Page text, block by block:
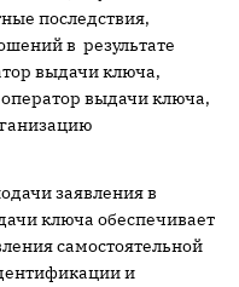
последствия,
в результате
выдачи ключа,
выдачи ключа,
заявления в
ключа обеспечивает
самостоятельной
и